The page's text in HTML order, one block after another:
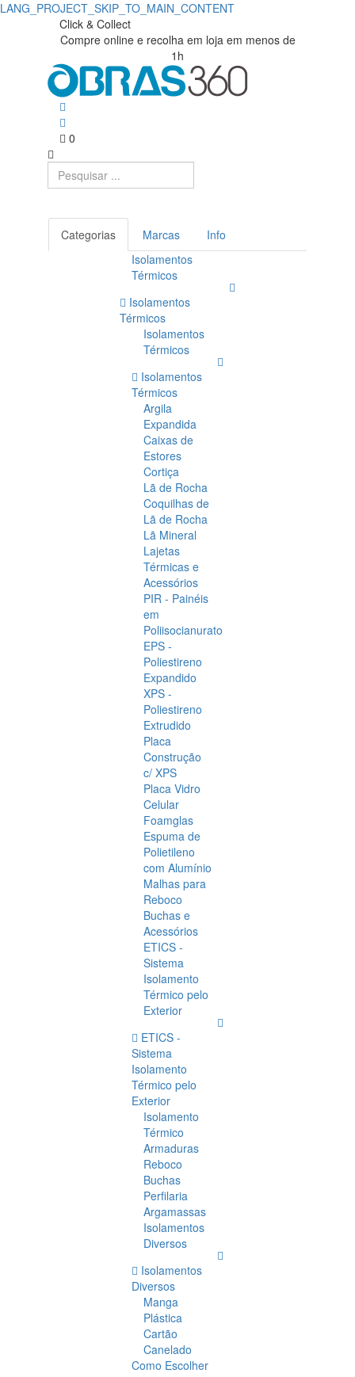
LANG_PROJECT_SKIP_TO_MAIN_CONTENT
Click & Collect
Compre online e recolha em loja em menos de
1h
0
Categorias Marcas
Info
Isolamentos
Térmicos
Isolamentos
Térmicos
Isolamentos
Térmicos
Isolamentos
Térmicos
Argila
Expandida
Caixas de
Estores
Cortiça
Lã de Rocha
Coquilhas de
Lã de Rocha
Lã Mineral
Lajetas
Térmicas e
Acessórios
PIR - Painéis
em
Poliisocianurato
EPS -
Poliestireno
Expandido
XPS -
Poliestireno
Extrudido
Placa
Construção
c/ XPS
Placa Vidro
Celular
Foamglas
Espuma de
Polietileno
com Alumínio
Malhas para
Reboco
Buchas e
Acessórios
ETICS -
Sistema
Isolamento
Térmico pelo
Exterior
ETICS -
Sistema
Isolamento
Térmico pelo
Exterior
Isolamento
Térmico
Armaduras
Reboco
Buchas
Perfilaria
Argamassas
Isolamentos
Diversos
Isolamentos
Diversos
Manga
Plástica
Cartão
Canelado
Como Escolher